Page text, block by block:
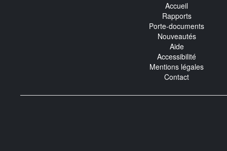
Accueil
Rapports
Porte-documents
Nouveautés
Aide
Accessibilité
Mentions légales
Contact